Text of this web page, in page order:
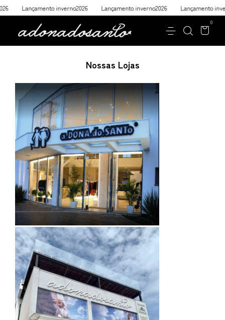
Lançamento inverno2026 Lançamento inverno2026 Lançamento
0
Nossas Lojas